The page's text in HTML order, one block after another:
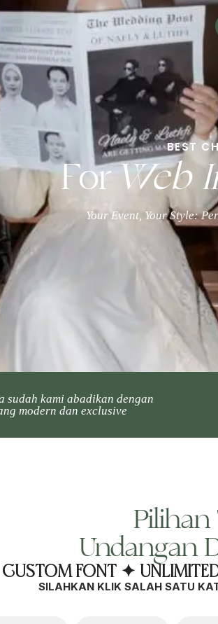
BEST
ForWeb
Your Event, Your Style:
sudah kami abadikan dengan
modern dan exclusive
Undangan
Custom Font ✦
SILAHKAN KLIK SALAH SATU